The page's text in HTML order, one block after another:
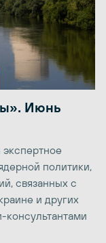
Июнь
политики,
связанных с
и других
консультантами